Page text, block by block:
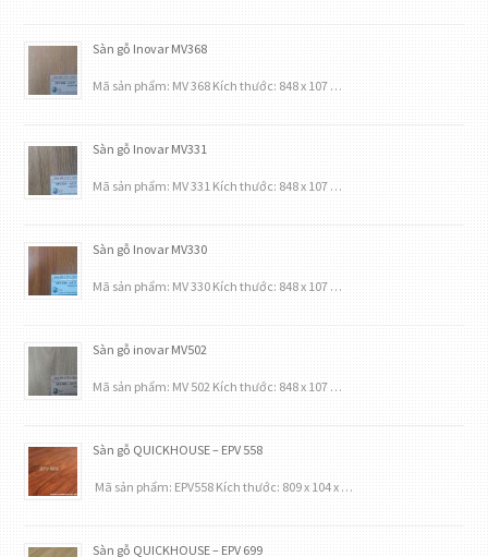
Sàn gỗ Inovar MV368
Mã sản phẩm: MV 368 Kích thước: 848 x 107 …
Sàn gỗ Inovar MV331
Mã sản phẩm: MV 331 Kích thước: 848 x 107 …
Sàn gỗ Inovar MV330
Mã sản phẩm: MV 330 Kích thước: 848 x 107 …
Sàn gỗ inovar MV502
Mã sản phẩm: MV 502 Kích thước: 848 x 107 …
Sàn gỗ QUICKHOUSE – EPV 558
Mã sản phẩm: EPV558 Kích thước: 809 x 104 x …
Sàn gỗ QUICKHOUSE – EPV 699